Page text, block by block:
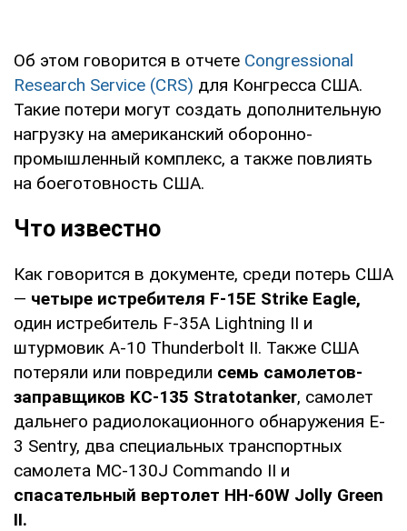
Об этом говорится в отчете Congressional
Research Service (CRS) для Конгресса США.
Такие потери могут создать дополнительную
нагрузку на американский оборонно-
промышленный комплекс, а также повлиять
на боеготовность США.
Что известно
Как говорится в документе, среди потерь США
— четыре истребителя F-15E Strike Eagle,
один истребитель F-35A Lightning II и
штурмовик A-10 Thunderbolt II. Также США
потеряли или повредили семь самолетов-
заправщиков KC-135 Stratotanker, самолет
дальнего радиолокационного обнаружения E-
3 Sentry, два специальных транспортных
самолета MC-130J Commando II и
спасательный вертолет HH-60W Jolly Green
II.